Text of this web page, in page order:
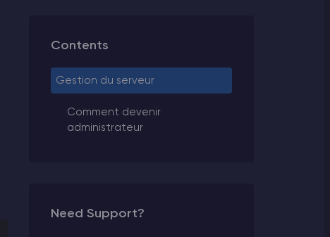
Contents
Gestion du serveur
Comment devenir
administrateur
Need Support?